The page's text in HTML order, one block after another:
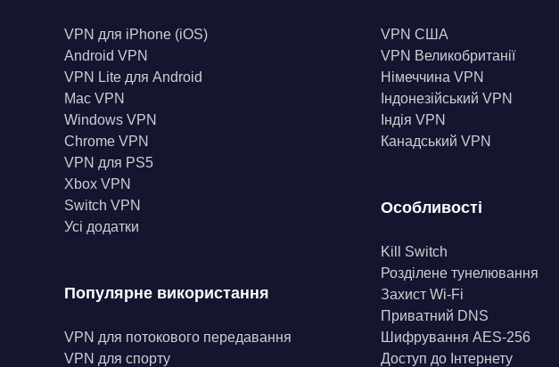
VPN для iPhone (iOS)
Android VPN
VPN Lite для Android
Mac VPN
Windows VPN
Chrome VPN
VPN для PS5
Xbox VPN
Switch VPN
Усі додатки
Популярне використання
VPN для потокового передавання
VPN для спорту
VPN США
VPN Великобританії
Німеччина VPN
Індонезійський VPN
Індія VPN
Канадський VPN
Особливості
Kill Switch
Розділене тунелювання
Захист Wi-Fi
Приватний DNS
Шифрування AES-256
Доступ до Інтернету